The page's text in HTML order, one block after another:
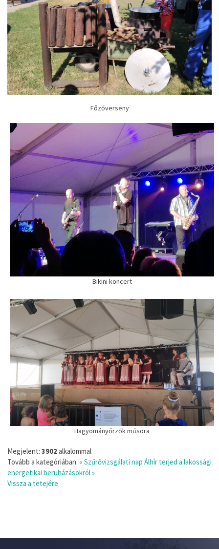
Főzőverseny
Bikini koncert
Hagyományőrzők műsora
Megjelent: 3902alkalommal
Tovább a kategóriában: « Szűrővizsgálati nap Álhír terjed a lakossági
energetikai beruházásokról »
Vissza a tetejére